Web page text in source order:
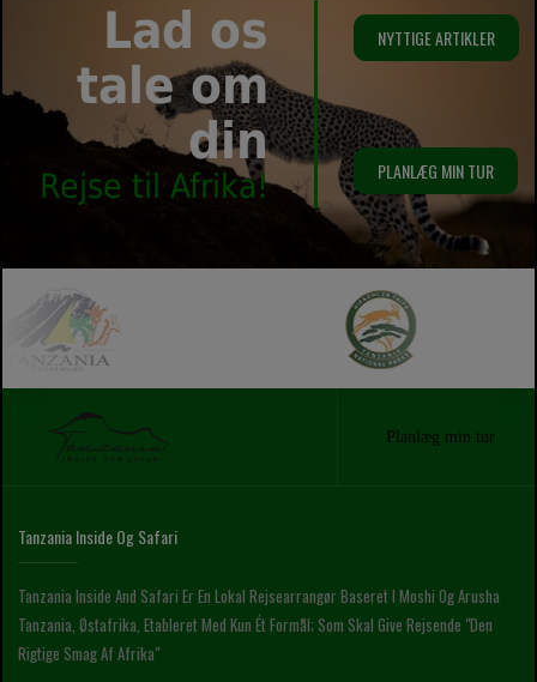
Lad os
tale om
din
Rejse til Afrika!
NYTTIGE ARTIKLER
PLANLÆG MIN TUR
Planlæg min tur
Tanzania Inside Og Safari
Tanzania Inside And Safari Er En Lokal Rejsearrangør Baseret I Moshi Og Arusha
Tanzania, Østafrika, Etableret Med Kun Ét Formål; Som Skal Give Rejsende "den
Rigtige Smag Af Afrika"